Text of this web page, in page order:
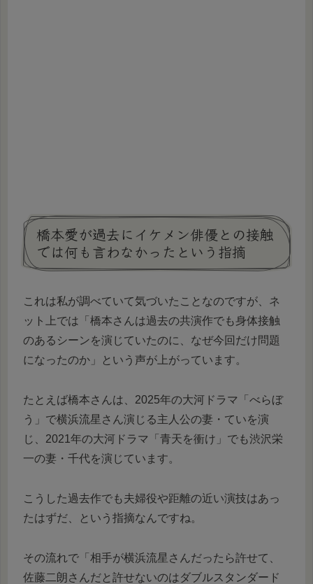
橋本愛が過去にイケメン俳優との接触
では何も言わなかったという指摘
これは私が調べていて気づいたことなのですが、ネ
ット上では「橋本さんは過去の共演作でも身体接触
のあるシーンを演じていたのに、なぜ今回だけ問題
になったのか」という声が上がっています。
たとえば橋本さんは、2025年の大河ドラマ「べらぼ
う」で横浜流星さん演じる主人公の妻・ていを演
じ、2021年の大河ドラマ「青天を衝け」でも渋沢栄
一の妻・千代を演じています。
こうした過去作でも夫婦役や距離の近い演技はあっ
たはずだ、という指摘なんですね。
その流れで「相手が横浜流星さんだったら許せて、
佐藤二朗さんだと許せないのはダブルスタンダード